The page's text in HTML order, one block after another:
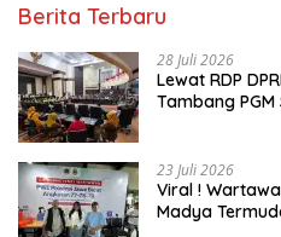
Berita Terbaru
28 Juli 2026
Lewat RDP
Tambang
23 Juli 2026
Viral !
Madya